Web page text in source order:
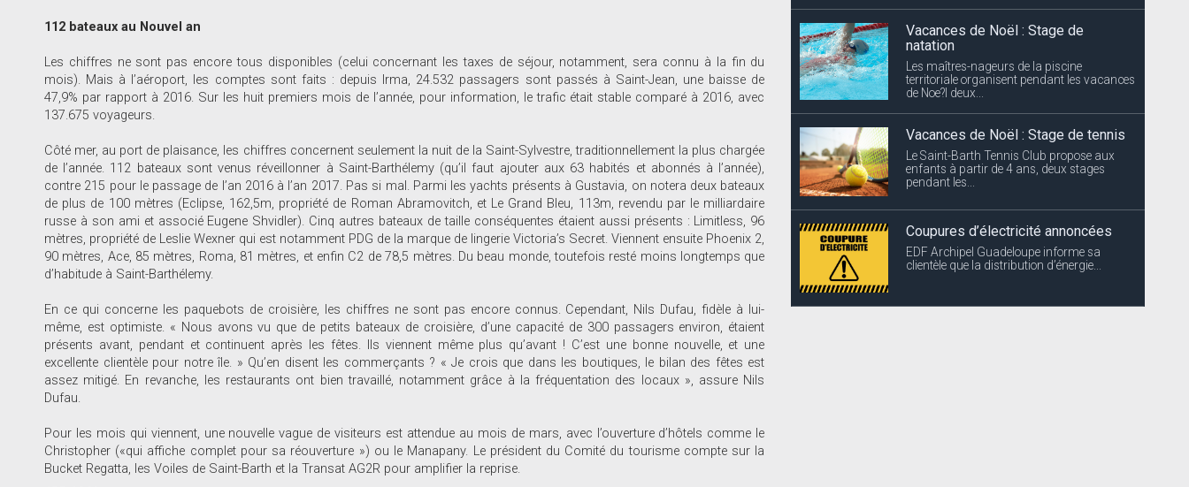
112 bateaux au Nouvel an
Les chiffres ne sont pas encore tous disponibles (celui concernant les taxes de séjour, notamment, sera connu à la fin du
mois). Mais à l’aéroport, les comptes sont faits : depuis Irma, 24.532 passagers sont passés à Saint-Jean, une baisse de
47,9% par rapport à 2016. Sur les huit premiers mois de l’année, pour information, le trafic était stable comparé à 2016, avec
137.675 voyageurs.
Côté mer, au port de plaisance, les chiffres concernent seulement la nuit de la Saint-Sylvestre, traditionnellement la plus chargée
de l’année. 112 bateaux sont venus réveillonner à Saint-Barthélemy (qu’il faut ajouter aux 63 habités et abonnés à l’année),
contre 215 pour le passage de l’an 2016 à l’an 2017. Pas si mal. Parmi les yachts présents à Gustavia, on notera deux bateaux
de plus de 100 mètres (Eclipse, 162,5m, propriété de Roman Abramovitch, et Le Grand Bleu, 113m, revendu par le milliardaire
russe à son ami et associé Eugene Shvidler). Cinq autres bateaux de taille conséquentes étaient aussi présents : Limitless, 96
mètres, propriété de Leslie Wexner qui est notamment PDG de la marque de lingerie Victoria’s Secret. Viennent ensuite Phoenix 2,
90 mètres, Ace, 85 mètres, Roma, 81 mètres, et enfin C2 de 78,5 mètres. Du beau monde, toutefois resté moins longtemps que
d’habitude à Saint-Barthélemy.
En ce qui concerne les paquebots de croisière, les chiffres ne sont pas encore connus. Cependant, Nils Dufau, fidèle à lui-
même, est optimiste. « Nous avons vu que de petits bateaux de croisière, d’une capacité de 300 passagers environ, étaient
présents avant, pendant et continuent après les fêtes. Ils viennent même plus qu’avant ! C’est une bonne nouvelle, et une
excellente clientèle pour notre île. » Qu’en disent les commerçants ? « Je crois que dans les boutiques, le bilan des fêtes est
assez mitigé. En revanche, les restaurants ont bien travaillé, notamment grâce à la fréquentation des locaux », assure Nils
Dufau.
Pour les mois qui viennent, une nouvelle vague de visiteurs est attendue au mois de mars, avec l’ouverture d’hôtels comme le
Christopher («qui affiche complet pour sa réouverture ») ou le Manapany. Le président du Comité du tourisme compte sur la
Bucket Regatta, les Voiles de Saint-Barth et la Transat AG2R pour amplifier la reprise.
Vacances de Noël : Stage de
natation
Les maîtres-nageurs de la piscine
territoriale organisent pendant les vacances
de Noe?l deux...
Vacances de Noël : Stage de tennis
Le Saint-Barth Tennis Club propose aux
enfants à partir de 4 ans, deux stages
pendant les...
Coupures d’électricité annoncées
EDF Archipel Guadeloupe informe sa
clientèle que la distribution d’énergie...